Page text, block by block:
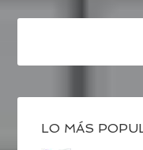
LO MÁS